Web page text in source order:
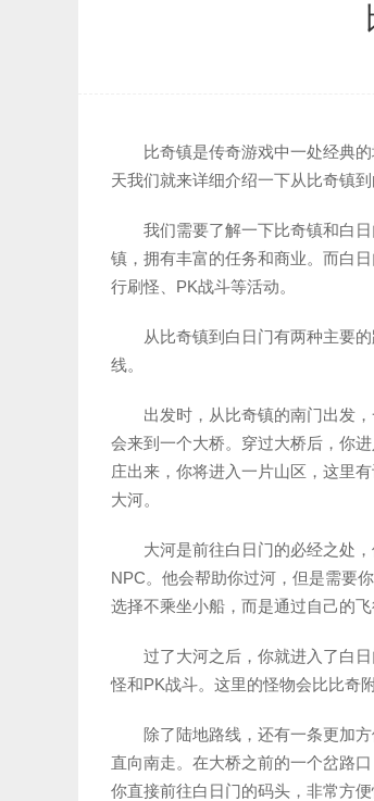
比奇镇是传奇游戏中一处经典
天我们就来详细介绍一下从比奇镇到
我们需要了解一下比奇镇和白
镇，拥有丰富的任务和商业。而白
行刷怪、PK战斗等活动。
从比奇镇到白日门有两种主要
线。
出发时，从比奇镇的南门出发
会来到一个大桥。穿过大桥后，你
庄出来，你将进入一片山区，这里
大河。
大河是前往白日门的必经之处
NPC。他会帮助你过河，但是需要
选择不乘坐小船，而是通过自己的飞
过了大河之后，你就进入了白
怪和PK战斗。这里的怪物会比比奇
除了陆地路线，还有一条更加
直向南走。在大桥之前的一个岔路
你直接前往白日门的码头，非常方便